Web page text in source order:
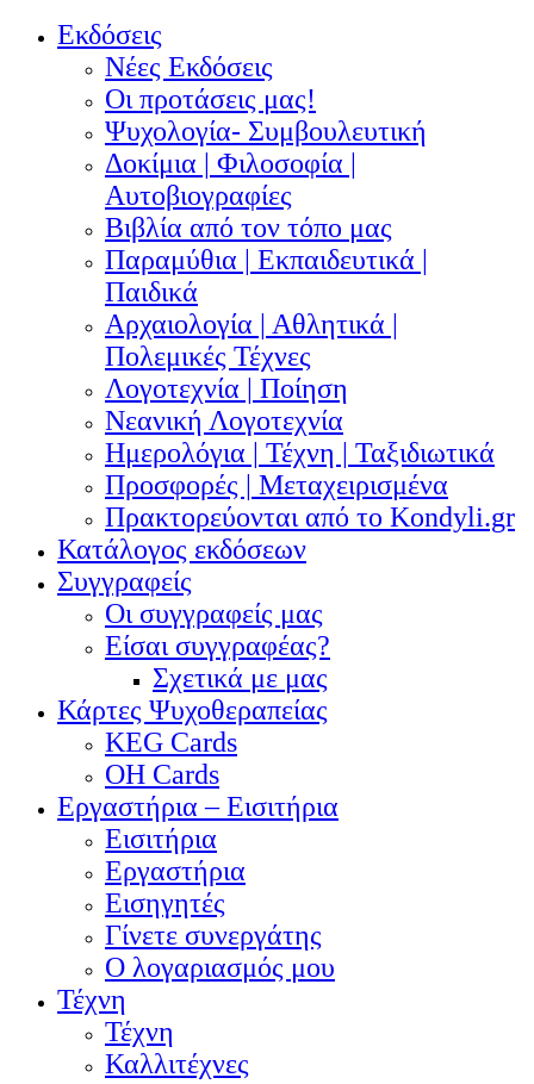
Εκδόσεις
Νέες Εκδόσεις
Οι προτάσεις μας!
Ψυχολογία- Συμβουλευτική
Δοκίμια | Φιλοσοφία |
Αυτοβιογραφίες
Βιβλία από τον τόπο μας
Παραμύθια | Εκπαιδευτικά |
Παιδικά
Αρχαιολογία | Αθλητικά |
Πολεμικές Τέχνες
Λογοτεχνία | Ποίηση
Νεανική Λογοτεχνία
Ημερολόγια | Τέχνη | Ταξιδιωτικά
Προσφορές | Μεταχειρισμένα
Πρακτορεύονται από το Kondyli.gr
Κατάλογος εκδόσεων
Συγγραφείς
Οι συγγραφείς μας
Είσαι συγγραφέας?
Σχετικά με μας
Κάρτες Ψυχοθεραπείας
KEG Cards
OH Cards
Εργαστήρια – Εισιτήρια
Εισιτήρια
Εργαστήρια
Εισηγητές
Γίνετε συνεργάτης
Ο λογαριασμός μου
Τέχνη
Τέχνη
Καλλιτέχνες